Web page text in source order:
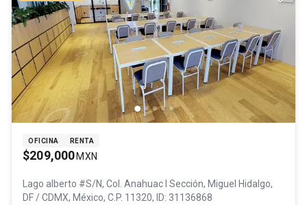
OFICINA RENTA
$209,000 MXN
Lago alberto #S/N, Col. Anahuac I Sección, Miguel Hidalgo,
DF / CDMX, México, C.P. 11320, ID: 31136868